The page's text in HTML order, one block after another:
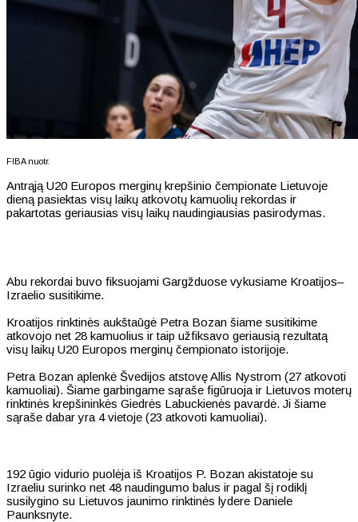
FIBA nuotr.
Antrąją U20 Europos merginų krepšinio čempionate Lietuvoje
dieną pasiektas visų laikų atkovotų kamuolių rekordas ir
pakartotas geriausias visų laikų naudingiausias pasirodymas.
Abu rekordai buvo fiksuojami Gargžduose vykusiame Kroatijos–
Izraelio susitikime.
Kroatijos rinktinės aukštaūgė Petra Bozan šiame susitikime
atkovojo net 28 kamuolius ir taip užfiksavo geriausią rezultatą
visų laikų U20 Europos merginų čempionato istorijoje.
Petra Bozan aplenkė Švedijos atstovę Allis Nystrom (27 atkovoti
kamuoliai). Šiame garbingame sąraše figūruoja ir Lietuvos moterų
rinktinės krepšininkės Giedrės Labuckienės pavardė. Ji šiame
sąraše dabar yra 4 vietoje (23 atkovoti kamuoliai).
192 ūgio vidurio puolėja iš Kroatijos P. Bozan akistatoje su
Izraeliu surinko net 48 naudingumo balus ir pagal šį rodiklį
susilygino su Lietuvos jaunimo rinktinės lydere Daniele
Paunksnyte.